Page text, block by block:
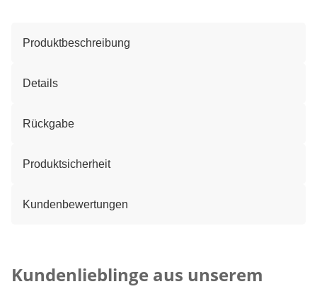
Produktbeschreibung
Details
Rückgabe
Produktsicherheit
Kundenbewertungen
Kundenlieblinge aus unserem